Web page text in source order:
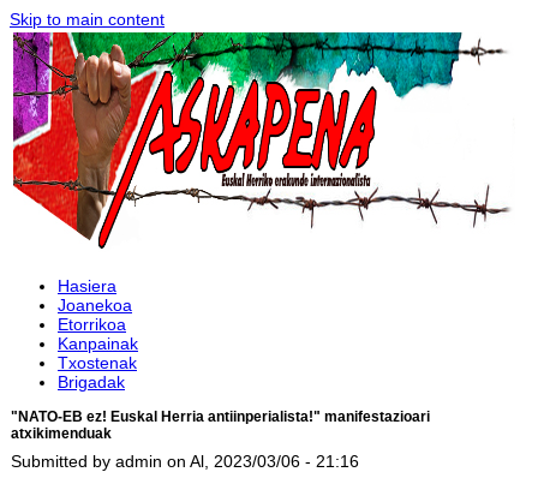
Skip to main content
Hasiera
Joanekoa
Etorrikoa
Kanpainak
Txostenak
Brigadak
"NATO-EB ez! Euskal Herria antiinperialista!" manifestazioari
atxikimenduak
Submitted by admin on Al, 2023/03/06 - 21:16